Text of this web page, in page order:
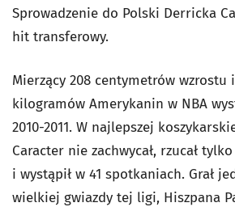
Sprowadzenie do Polski Derricka
hit transferowy.
Mierzący 208 centymetrów wzrostu i
kilogramów Amerykanin w NBA
2010-2011. W najlepszej
Caracter nie zachwycał, rzucał
i wystąpił w 41 spotkaniach. Grał
wielkiej gwiazdy tej ligi, Hiszpana